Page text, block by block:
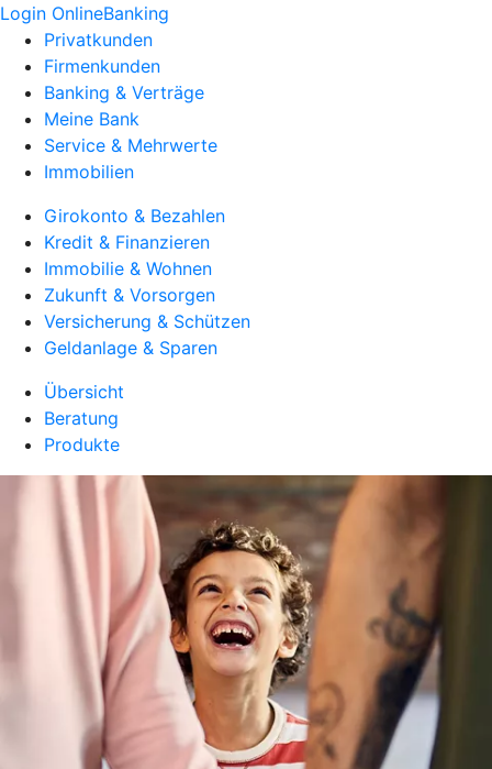
Login OnlineBanking
Privatkunden
Firmenkunden
Banking & Verträge
Meine Bank
Service & Mehrwerte
Immobilien
Girokonto & Bezahlen
Kredit & Finanzieren
Immobilie & Wohnen
Zukunft & Vorsorgen
Versicherung & Schützen
Geldanlage & Sparen
Übersicht
Beratung
Produkte